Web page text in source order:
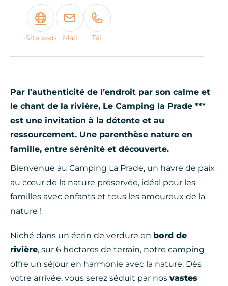
Par l’authenticité de l’endroit par son calme et
le chant de la rivière, Le Camping la Prade ***
est une invitation à la détente et au
ressourcement. Une parenthèse nature en
famille, entre sérénité et découverte.
Bienvenue au Camping La Prade, un havre de paix
au cœur de la nature préservée, idéal pour les
familles avec enfants et tous les amoureux de la
nature !
Niché dans un écrin de verdure en bord de
rivière, sur 6 hectares de terrain, notre camping
offre un séjour en harmonie avec la nature. Dès
votre arrivée, vous serez séduit par nos vastes
Site web Mail Tél.